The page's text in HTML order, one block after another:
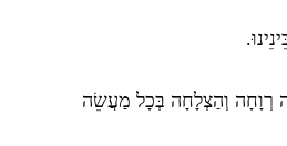
רְוָחָה וְהַצְלָחָה בְּכָל מַעֲשֵׂה